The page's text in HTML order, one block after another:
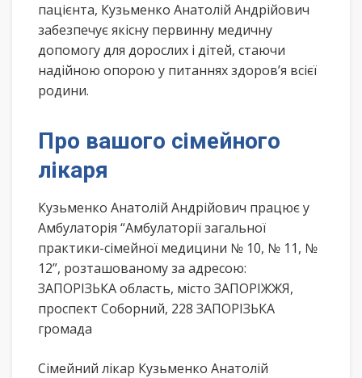
пацієнта, Кузьменко Анатолій Андрійович
забезпечує якісну первинну медичну
допомогу для дорослих і дітей, стаючи
надійною опорою у питаннях здоров’я всієї
родини.
Про вашого сімейного
лікаря
Кузьменко Анатолій Андрійович працює у
Амбулаторія “Амбулаторії загальної
практики-сімейної медицини № 10, № 11, №
12”, розташованому за адресою:
ЗАПОРІЗЬКА область, місто ЗАПОРІЖЖЯ,
проспект Соборний, 228 ЗАПОРІЗЬКА
громада
Сімейний лікар Кузьменко Анатолій